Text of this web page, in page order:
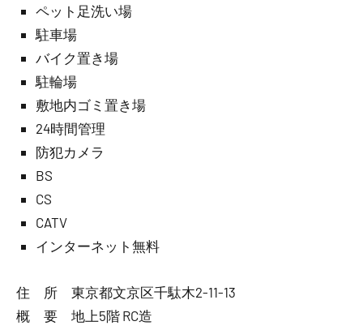
ペット足洗い場
駐車場
バイク置き場
駐輪場
敷地内ゴミ置き場
24時間管理
防犯カメラ
BS
CS
CATV
インターネット無料
住 所 東京都文京区千駄木2-11-13
概 要 地上5階 RC造